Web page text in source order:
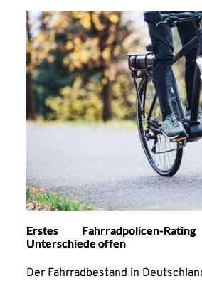
Erstes Fahrradpolicen-
Unterschiede offen
Der Fahrradbestand in